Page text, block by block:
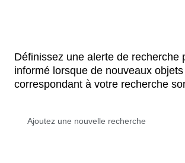
Définissez une alerte de recherche
informé lorsque de nouveaux objets
correspondant à votre recherche